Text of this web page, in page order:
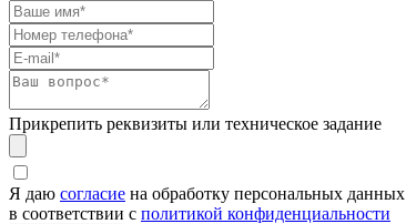
Прикрепить реквизиты или техническое задание
Я даю согласие на обработку персональных данных
в соответствии с политикой конфиденциальности